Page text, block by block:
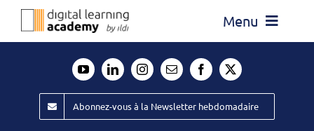
Passer
Menu
Évènements ILDI
Abonnez-vous à la Newsletter hebdomadaire